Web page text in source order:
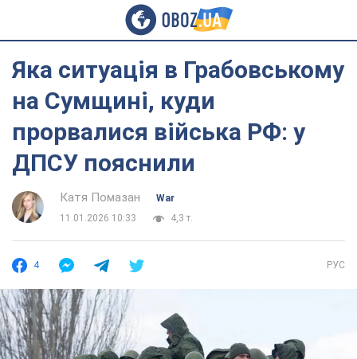
Яка ситуація в Грабовському
на Сумщині, куди
прорвалися війська РФ: у
ДПСУ пояснили
Катя Помазан
War
11.01.2026 10:33
4,3 т.
4 РУС